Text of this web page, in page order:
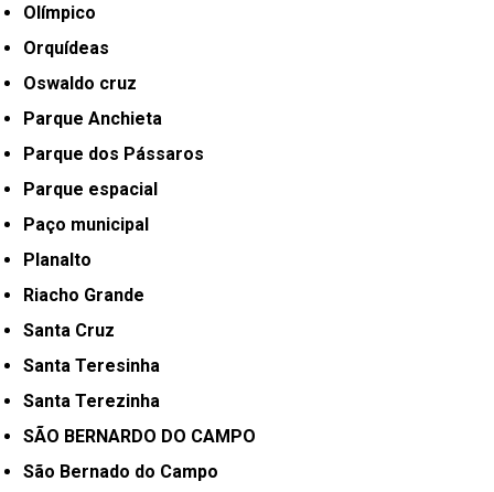
Olímpico
Orquídeas
Oswaldo cruz
Parque Anchieta
Parque dos Pássaros
Parque espacial
Paço municipal
Planalto
Riacho Grande
Santa Cruz
Santa Teresinha
Santa Terezinha
SÃO BERNARDO DO CAMPO
São Bernado do Campo